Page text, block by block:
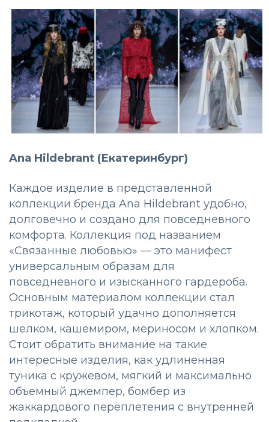
Ana Hildebrant (Екатеринбург)
Каждое изделие в представленной
коллекции бренда Ana Hildebrant удобно,
долговечно и создано для повседневного
комфорта. Коллекция под названием
«Связанные любовью» — это манифест
универсальным образам для
повседневного и изысканного гардероба.
Основным материалом коллекции стал
трикотаж, который удачно дополняется
шелком, кашемиром, мериносом и хлопком.
Стоит обратить внимание на такие
интересные изделия, как удлиненная
туника с кружевом, мягкий и максимально
объемный джемпер, бомбер из
жаккардового переплетения с внутренней